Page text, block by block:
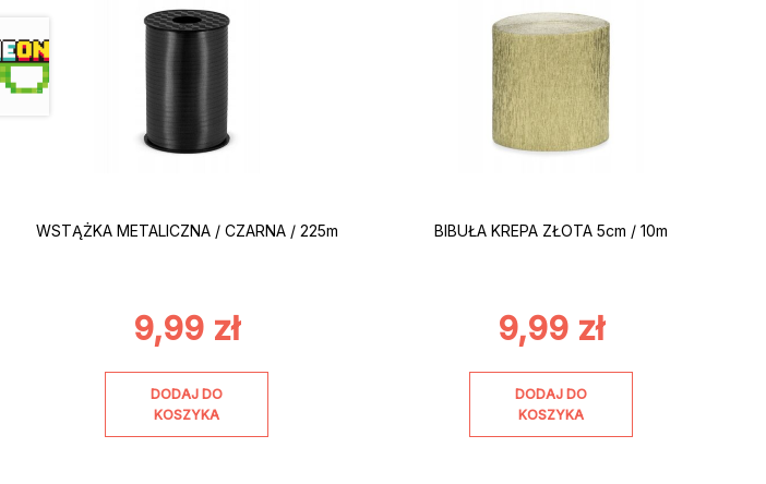
WSTĄŻKA METALICZNA / CZARNA / 225m
9,99 zł
DODAJ DO
KOSZYKA
BIBUŁA KREPA ZŁOTA 5cm / 10m
9,99 zł
DODAJ DO
KOSZYKA